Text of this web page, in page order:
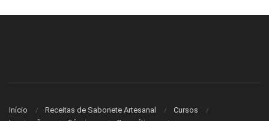
Início Receitas de Sabonete Artesanal
Cursos